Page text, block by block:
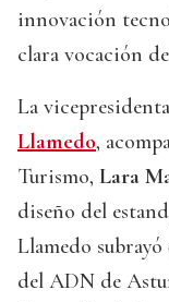
innovación
clara vocación
La
Llamedo,
Turismo, Lara
diseño del
Llamedo
del ADN de